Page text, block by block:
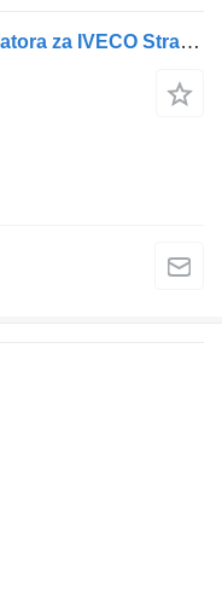
IVECO 5801258838 kutija akumulatora za IVECO Stralis, Trakker (2002-) tegljača